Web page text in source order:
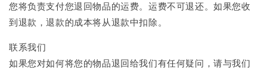
您将负责支付您退回物品的运费。运费不可退还。如果您收
到退款，退款的成本将从退款中扣除。
联系我们
如果您对如何将您的物品退回给我们有任何疑问，请与我们